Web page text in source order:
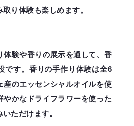
り体験も楽しめます。
体験や香りの展示を通して、香
です。香りの手作り体験は全6
産のエッセンシャルオイルを使
やかなドライフラワーを使った
ただけます。